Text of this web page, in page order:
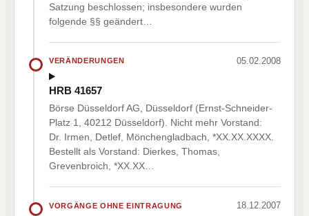
Satzung beschlossen; insbesondere wurden
folgende §§ geändert…
VERÄNDERUNGEN 05.02.2008
HRB 41657
Börse Düsseldorf AG, Düsseldorf (Ernst-Schneider-
Platz 1, 40212 Düsseldorf). Nicht mehr Vorstand:
Dr. Irmen, Detlef, Mönchengladbach, *XX.XX.XXXX.
Bestellt als Vorstand: Dierkes, Thomas,
Grevenbroich, *XX.XX…
VORGÄNGE OHNE EINTRAGUNG 18.12.2007